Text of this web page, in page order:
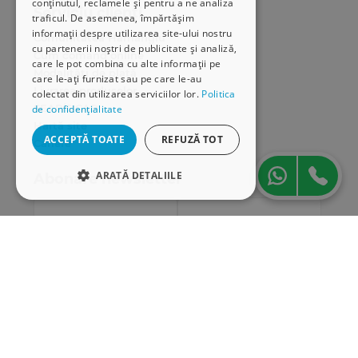
conținutul, reclamele și pentru a ne analiza
traficul. De asemenea, împărtășim
informații despre utilizarea site-ului nostru
cu partenerii noștri de publicitate și analiză,
care le pot combina cu alte informații pe
care le-ați furnizat sau pe care le-au
colectat din utilizarea serviciilor lor. Politica
de confidențialitate
ACCEPTĂ TOATE REFUZĂ TOT
ARATĂ DETALIILE
Serviciu clienți
Comunitatea Hamangiu
Cum comand online
Modalități de plată
Livrarea produselor
SEAP/SICAP
Hartă site
Cariere
Abonare newsletter